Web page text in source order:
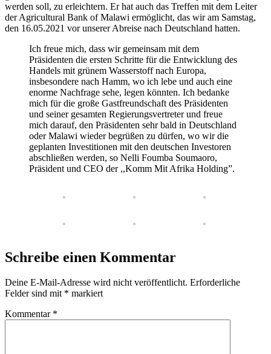
werden soll, zu erleichtern. Er hat auch das Treffen mit dem Leiter
der Agricultural Bank of Malawi ermöglicht, das wir am Samstag,
den 16.05.2021 vor unserer Abreise nach Deutschland hatten.
Ich freue mich, dass wir gemeinsam mit dem
Präsidenten die ersten Schritte für die Entwicklung des
Handels mit grünem Wasserstoff nach Europa,
insbesondere nach Hamm, wo ich lebe und auch eine
enorme Nachfrage sehe, legen könnten. Ich bedanke
mich für die große Gastfreundschaft des Präsidenten
und seiner gesamten Regierungsvertreter und freue
mich darauf, den Präsidenten sehr bald in Deutschland
oder Malawi wieder begrüßen zu dürfen, wo wir die
geplanten Investitionen mit den deutschen Investoren
abschließen werden, so Nelli Foumba Soumaoro,
Präsident und CEO der ,,Komm Mit Afrika Holding”.
Schreibe einen Kommentar
Deine E-Mail-Adresse wird nicht veröffentlicht. Erforderliche
Felder sind mit * markiert
Kommentar *